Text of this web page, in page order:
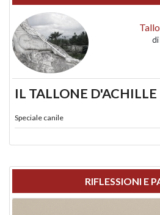
di
IL TALLONE D'ACHILLE
Speciale canile
RIFLESSIONI E